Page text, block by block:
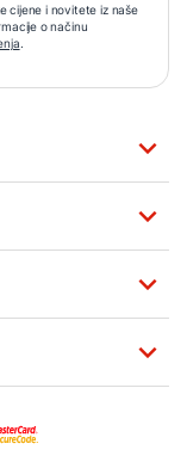
cijene i novitete iz naše
o načinu
.